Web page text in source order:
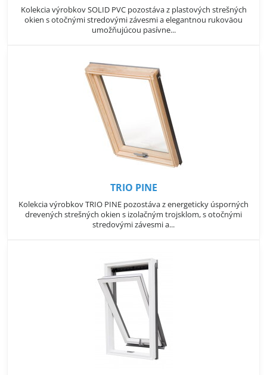
Kolekcia výrobkov SOLID PVC pozostáva z plastových strešných
okien s otočnými stredovými závesmi a elegantnou rukoväou
umožňujúcou pasívne...
TRIO PINE
Kolekcia výrobkov TRIO PINE pozostáva z energeticky úsporných
drevených strešných okien s izolačným trojsklom, s otočnými
stredovými závesmi a...